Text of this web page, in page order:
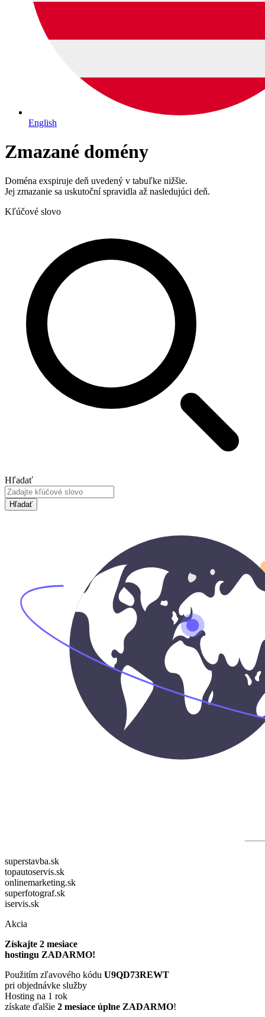
English
Zmazané domény
Doména exspiruje deň uvedený v tabuľke nižšie.
Jej zmazanie sa uskutoční spravidla až nasledujúci deň.
Kľúčové slovo
Hľadať
Hľadať
superstavba.sk
topautoservis.sk
onlinemarketing.sk
superfotograf.sk
iservis.sk
Akcia
Získajte 2 mesiace
hostingu ZADARMO!
Použitím zľavového kódu U9QD73REWT
pri objednávke služby
Hosting na 1 rok
získate ďalšie 2 mesiace úplne ZADARMO!